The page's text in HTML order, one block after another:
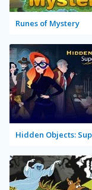
Runes of Mystery
Hidden Objects: